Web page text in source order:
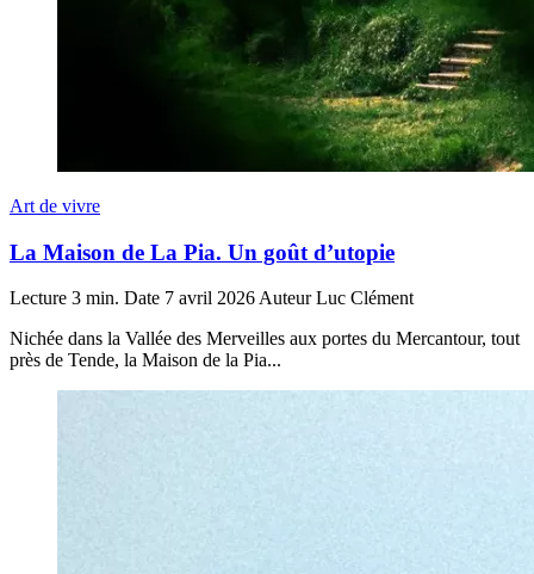
Art de vivre
La Maison de La Pia. Un goût d’utopie
Lecture 3 min. Date 7 avril 2026 Auteur Luc Clément
Nichée dans la Vallée des Merveilles aux portes du Mercantour, tout
près de Tende, la Maison de la Pia...